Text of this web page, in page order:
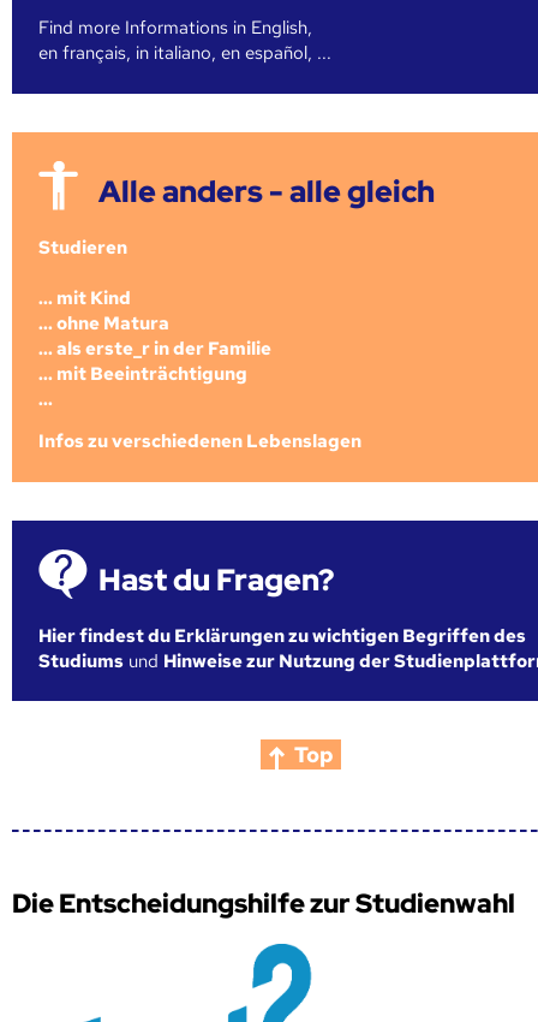
Find more Informations in English,
en français, in italiano, en español, ...
Alle anders - alle gleich
Studieren
... mit Kind
... ohne Matura
... als erste_r in der Familie
... mit Beeinträchtigung
...
Infos zu verschiedenen Lebenslagen
Hast du Fragen?
Hier findest du Erklärungen zu wichtigen Begriffen des
Studiums und Hinweise zur Nutzung der
Top
Die Entscheidungshilfe zur Studienwahl